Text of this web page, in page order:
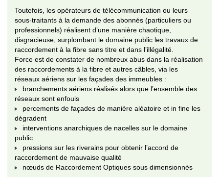
Toutefois, les opérateurs de télécommunication ou leurs
sous-traitants à la demande des abonnés (particuliers ou
professionnels) réalisent d’une manière chaotique,
disgracieuse, surplombant le domaine public les travaux de
raccordement à la fibre sans titre et dans l’illégalité.
Force est de constater de nombreux abus dans la réalisation
des raccordements à la fibre et autres câbles, via les
réseaux aériens sur les façades des immeubles :
branchements aériens réalisés alors que l’ensemble des
réseaux sont enfouis
percements de façades de manière aléatoire et in fine les
dégradent
interventions anarchiques de nacelles sur le domaine
public
pressions sur les riverains pour obtenir l’accord de
raccordement de mauvaise qualité
nœuds de Raccordement Optiques sous dimensionnés